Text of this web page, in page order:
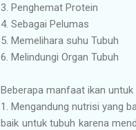
3. Penghemat Protein
4. Sebagai Pelumas
5. Memelihara suhu Tubuh
6. Melindungi Organ Tubuh
Beberapa manfaat ikan untuk
1. Mengandung nutrisi yang
baik untuk tubuh karena